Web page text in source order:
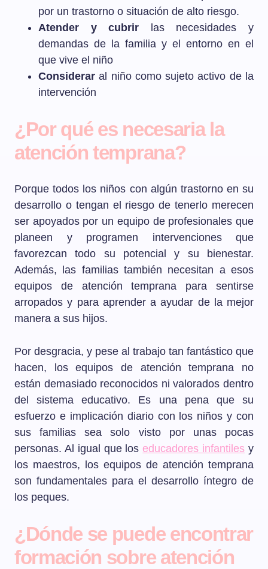
por un trastorno o situación de alto riesgo.
Atender y cubrir las necesidades y
demandas de la familia y el entorno en el
que vive el niño
Considerar al niño como sujeto activo de la
intervención
¿Por qué es necesaria la
atención temprana?
Porque todos los niños con algún trastorno en su
desarrollo o tengan el riesgo de tenerlo merecen
ser apoyados por un equipo de profesionales que
planeen y programen intervenciones que
favorezcan todo su potencial y su bienestar.
Además, las familias también necesitan a esos
equipos de atención temprana para sentirse
arropados y para aprender a ayudar de la mejor
manera a sus hijos.
Por desgracia, y pese al trabajo tan fantástico que
hacen, los equipos de atención temprana no
están demasiado reconocidos ni valorados dentro
del sistema educativo. Es una pena que su
esfuerzo e implicación diario con los niños y con
sus familias sea solo visto por unas pocas
personas. Al igual que los educadores infantiles y
los maestros, los equipos de atención temprana
son fundamentales para el desarrollo íntegro de
los peques.
¿Dónde se puede encontrar
formación sobre atención